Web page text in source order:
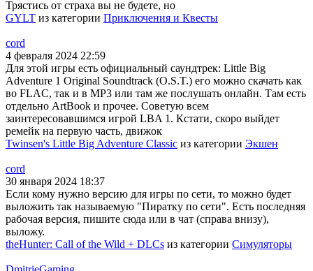
Трястись от страха вы не будете, но
GYLT из категории Приключения и Квесты
cord
4 февраля 2024 22:59
Для этой игры есть официальный саундтрек: Little Big
Adventure 1 Original Soundtrack (O.S.T.) его можно скачать как
во FLAC, так и в MP3 или там же послушать онлайн. Там есть
отдельно ArtBook и прочее. Советую всем
заинтересовавшимся игрой LBA 1. Кстати, скоро выйдет
ремейк на первую часть, движок
Twinsen's Little Big Adventure Classic из категории Экшен
cord
30 января 2024 18:37
Если кому нужно версию для игры по сети, то можно будет
выложить так называемую "Пиратку по сети". Есть последняя
рабочая версия, пишите сюда или в чат (справа внизу),
выложу.
theHunter: Call of the Wild + DLCs из категории Симуляторы